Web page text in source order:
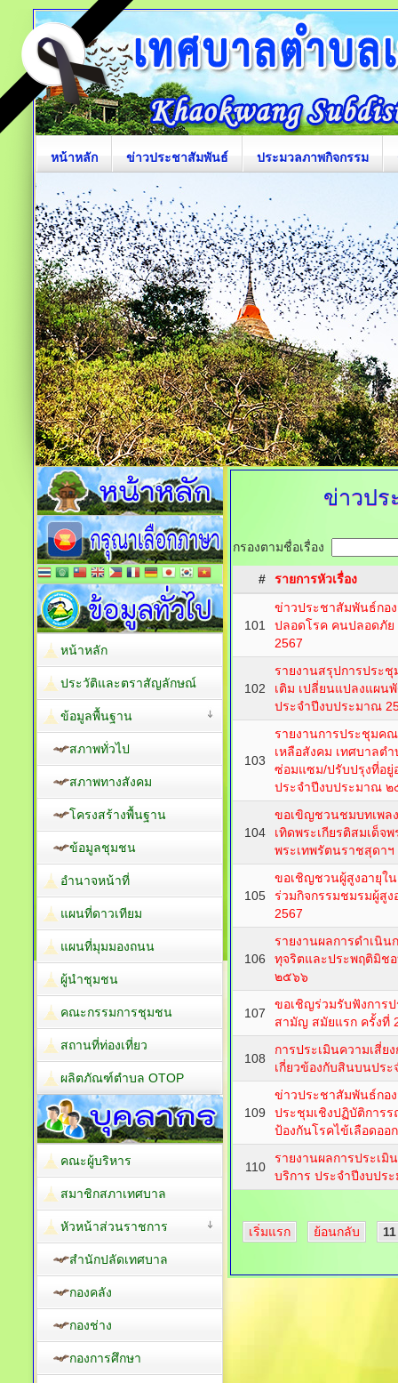
หน้าหลัก ข่าวประชาสัมพันธ์ ประมวลภาพกิจกรรม
ข่าวป
กรองตามชื่อเรื่อง
# รายการหัวเรื่อง
101
ข่าวประชาสัมพันธ์กอ
ปลอดโรค คนปลอดภั
2567
102
รายงานสรุปการประชุ
เติม เปลี่ยนแปลงแผน
ประจำปีงบประมาณ
103
รายงานการประชุมค
เหลือสังคม เทศบาลต
ซ่อมแซม/ปรับปรุงที่อยู่
ประจำปีงบประมาณ
104
ขอเขิญชวนชมบทเพล
เทิดพระเกียรติสมเด็จ
พระเทพรัตนราชสุดา
105
ขอเชิญชวนผู้สูงอายุใ
ร่วมกิจกรรมชมรมผู้สู
2567
106
รายงานผลการดำเนิน
ทุจริตและประพฤติมิช
๒๕๖๖
107
ขอเชิญร่วมรับฟังการ
สามัญ สมัยแรก ครั้งที่
108
การประเมินความเสี่ย
เกี่ยวข้องกับสินบนปร
109
ข่าวประชาสัมพันธ์กอ
ประชุมเชิงปฏิบัติการ
ป้องกันโรคไข้เลือดออ
110
รายงานผลการประเมิ
บริการ ประจำปีงบปร
เริ่มแรก ย้อนกลับ 11
หน้าหลัก
ประวัติและตราสัญลักษณ์
ข้อมูลพื้นฐาน
สภาพทั่วไป
สภาพทางสังคม
โครงสร้างพื้นฐาน
ข้อมูลชุมชน
อำนาจหน้าที่
แผนที่ดาวเทียม
แผนที่มุมมองถนน
ผู้นำชุมชน
คณะกรรมการชุมชน
สถานที่ท่องเที่ยว
ผลิตภัณฑ์ตำบล OTOP
คณะผู้บริหาร
สมาชิกสภาเทศบาล
หัวหน้าส่วนราชการ
สำนักปลัดเทศบาล
กองคลัง
กองช่าง
กองการศึกษา